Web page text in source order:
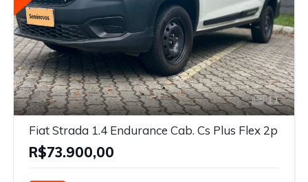
11
Fiat Strada 1.4 Endurance Cab. Cs Plus Flex 2p
R$73.900,00